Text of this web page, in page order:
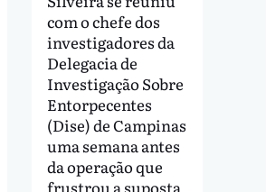
com o chefe dos
investigadores da
Delegacia de
Investigação Sobre
Entorpecentes
(Dise) de Campinas
uma semana antes
da operação que
frustrou a suposta